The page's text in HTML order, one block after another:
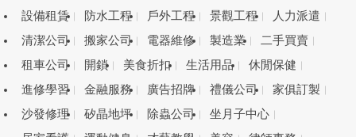
設備租賃
防水工程 戶外工程 景觀工程
人力派遣
清潔公司
搬家公司 電器維修 製造業
二手買賣
租車公司
開鎖 美食折扣 生活用品
休閒保健
進修學習
金融服務 廣告招牌 禮儀公司
家俱訂製
沙發修理
矽晶地坪 除蟲公司
坐月子中心